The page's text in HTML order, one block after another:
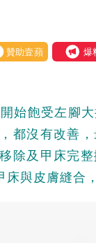
供不認貪污、
壹蘋 我要爆
始飽受左腳
都沒有改善
除及甲床完
與皮膚縫合